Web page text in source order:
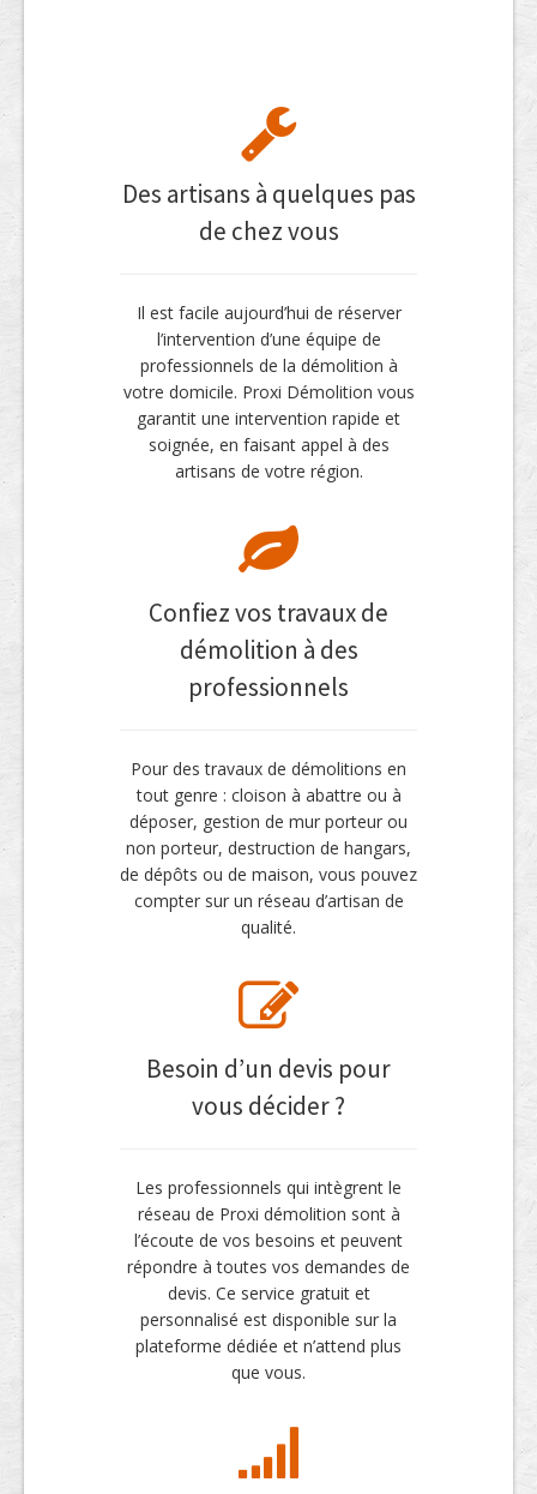
Des artisans à quelques pas
de chez vous
Il est facile aujourd’hui de réserver
l’intervention d’une équipe de
professionnels de la démolition à
votre domicile. Proxi Démolition vous
garantit une intervention rapide et
soignée, en faisant appel à des
artisans de votre région.
Confiez vos travaux de
démolition à des
professionnels
Pour des travaux de démolitions en
tout genre : cloison à abattre ou à
déposer, gestion de mur porteur ou
non porteur, destruction de hangars,
de dépôts ou de maison, vous pouvez
compter sur un réseau d’artisan de
qualité.
Besoin d’un devis pour
vous décider ?
Les professionnels qui intègrent le
réseau de Proxi démolition sont à
l’écoute de vos besoins et peuvent
répondre à toutes vos demandes de
devis. Ce service gratuit et
personnalisé est disponible sur la
plateforme dédiée et n’attend plus
que vous.